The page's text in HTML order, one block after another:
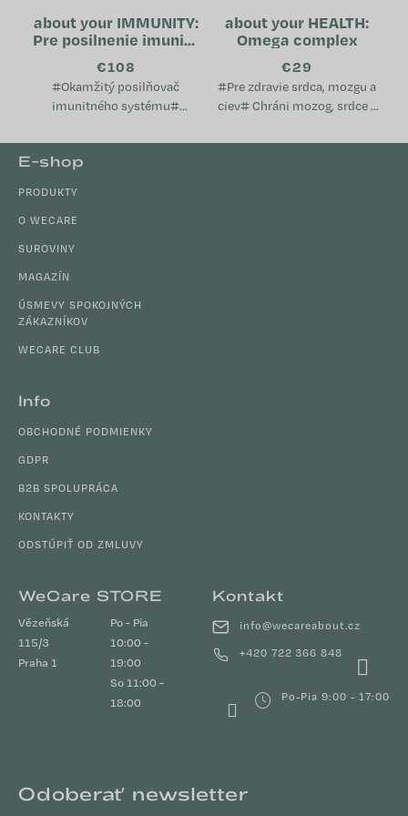
about your IMMUNITY:
Pre posilnenie imunity
€108
#Okamžitý posilňovač
imunitného systému#
imunitného systému
Napomáha pri oslabení
about your HEALTH:
Omega complex
€29
#Pre zdravie srdca, mozgu a
ciev# Chráni mozog, srdce a
normálnu hladinu
E-shop
PRODUKTY
O WECARE
SUROVINY
MAGAZÍN
ÚSMEVY SPOKOJNÝCH
ZÁKAZNÍKOV
WECARE CLUB
Info
OBCHODNÉ PODMIENKY
GDPR
B2B SPOLUPRÁCA
KONTAKTY
ODSTÚPIŤ OD ZMLUVY
WeCare STORE
Vězeňská
115/3
Praha 1
Po - Pia
10:00 -
19:00
So 11:00 -
18:00
Kontakt
info@wecareabout.cz
+420 722 366 848
Po-Pia 9:00 - 17:00
Odoberať newsletter